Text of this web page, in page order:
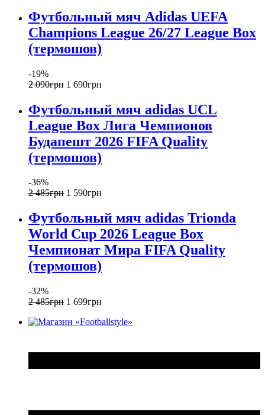
Футбольный мяч Adidas UEFA
Champions League 26/27 League Box
(термошов)
-19%
2 090грн 1 690грн
Футбольный мяч adidas UCL
League Box Лига Чемпионов
Будапешт 2026 FIFA Quality
(термошов)
-36%
2 485грн 1 590грн
Футбольный мяч adidas Trionda
World Cup 2026 League Box
Чемпионат Мира FIFA Quality
(термошов)
-32%
2 485грн 1 699грн